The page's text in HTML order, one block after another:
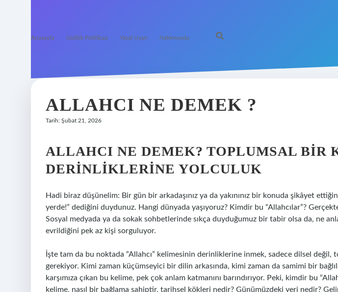
Anasayfa Gizlilik Politikası Yasal Uyarı Hakkımızda
ALLAHCI NE DEMEK ?
Tarih: Şubat 21, 2026
ALLAHCI NE DEMEK? TOPLUMSAL BIR
DERINLIKLERINE YOLCULUK
Hadi biraz düşünelim: Bir gün bir arkadaşınız ya da yakınınız bir konuda şikâyet
yerde!” dediğini duydunuz. Hangi dünyada yaşıyoruz? Kimdir bu “Allahcılar”?
Sosyal medyada ya da sokak sohbetlerinde sıkça duyduğumuz bir tabir olsa da, ne
evrildiğini pek az kişi sorguluyor.
İşte tam da bu noktada “Allahcı” kelimesinin derinliklerine inmek, sadece dilsel değil,
gerekiyor. Kimi zaman küçümseyici bir dilin arkasında, kimi zaman da samimi bir
karşımıza çıkan bu kelime, pek çok anlam katmanını barındırıyor. Peki, kimdir bu
kelime, nasıl bir bağlama sahiptir, tarihsel kökleri nedir? Günümüzdeki yeri nedir?